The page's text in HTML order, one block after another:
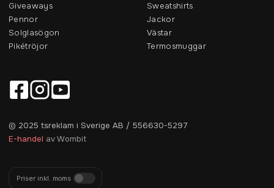
Giveaways
Pennor
Solglasögon
Pikétröjor
Sweatshirts
Jackor
Västar
Termosmuggar
© 2025 tsreklam i Sverige AB / 556630-5297
E-handel av Wombit
Priser inkl. moms